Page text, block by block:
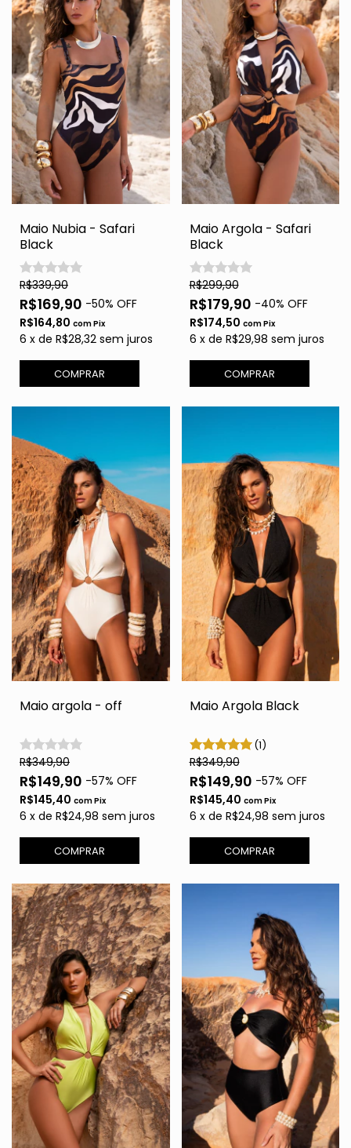
Maio Nubia - Safari
Black
R$339,90
R$169,90 -50% OFF
R$164,80 comPix
6 x de R$28,32 sem juros
COMPRAR
Maio Argola - Safari
Black
R$299,90
R$179,90 -40% OFF
R$174,50 comPix
6 x de R$29,98 sem juros
COMPRAR
Maio argola - off
R$349,90
R$149,90 -57% OFF
R$145,40 comPix
6 x de R$24,98 sem juros
COMPRAR
Maio Argola Black
(1)
R$349,90
R$149,90 -57% OFF
R$145,40 comPix
6 x de R$24,98 sem juros
COMPRAR